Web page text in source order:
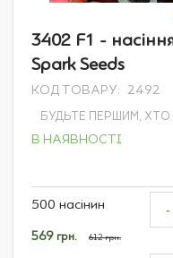
Перейти
початку
галереї
3402 F1 -
Spark Seeds
КОД ТОВАРУ 2492
БУДЬТЕ ПЕРШИМ,
В НАЯВНОСТІ
product
500 насінин
Спеціальна
569 грн. 612 грн.
-